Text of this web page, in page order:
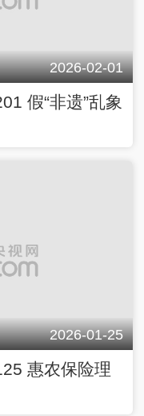
2026-02-01
假“非遗”乱象
2026-01-25
惠农保险理